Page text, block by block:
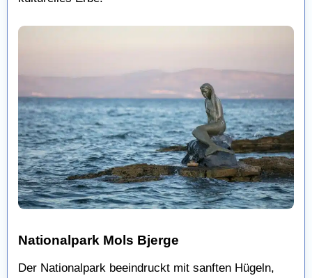
Nationalpark Mols Bjerge
Der Nationalpark beeindruckt mit sanften Hügeln,